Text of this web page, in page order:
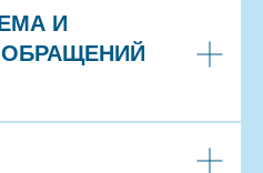
И